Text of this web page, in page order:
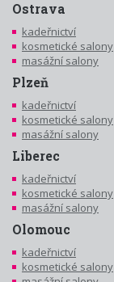
Ostrava
kadeřnictví
kosmetické salony
masážní salony
Plzeň
kadeřnictví
kosmetické salony
masážní salony
Liberec
kadeřnictví
kosmetické salony
masážní salony
Olomouc
kadeřnictví
kosmetické salony